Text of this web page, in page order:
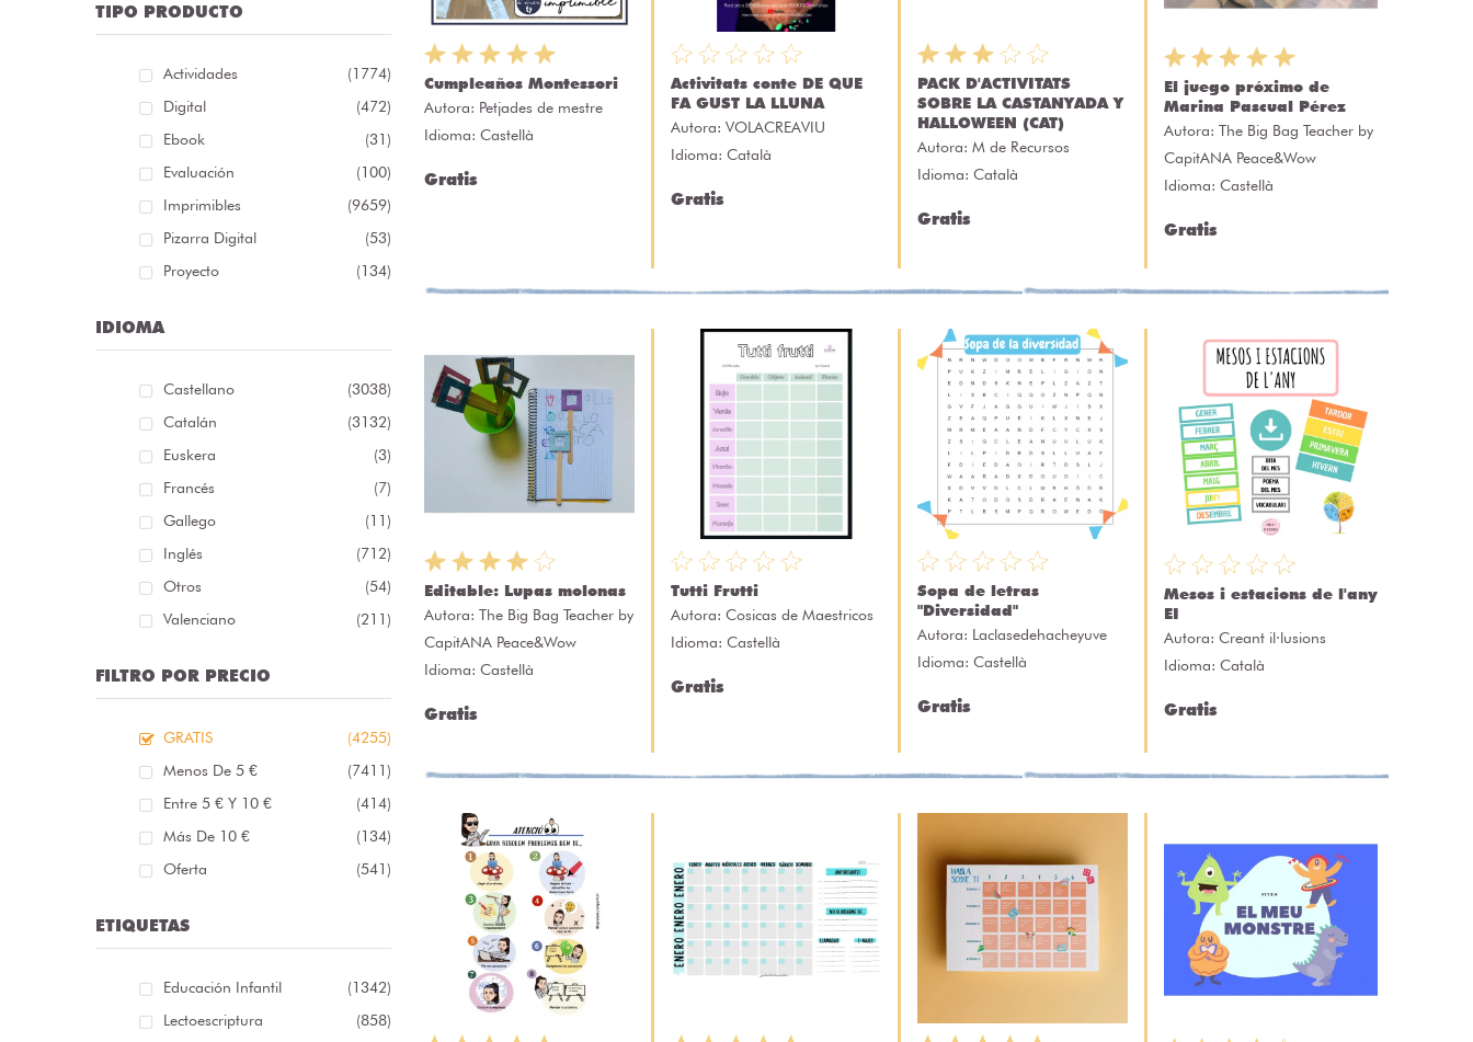
TIPO PRODUCTO
Actividades
(1774)
Digital
(472)
Ebook
(31)
Evaluación
(100)
Imprimibles
(9659)
Pizarra Digital
(53)
Proyecto
(134)
IDIOMA
Castellano
(3038)
Catalán
(3132)
Euskera
(3)
Francés
(7)
Gallego
(11)
Inglés
(712)
Otros
(54)
Valenciano
(211)
FILTRO POR PRECIO
GRATIS
(4255)
Menos De 5 €
(7411)
Entre 5 € Y 10 €
(414)
Más De 10 €
(134)
Oferta
(541)
ETIQUETAS
Educación Infantil
(1342)
Lectoescriptura
(858)
Cumpleaños Montessori
Autora: Petjades de mestre
Idioma: Castellà
Gratis
Activitats conte DE QUE
FA GUST LA LLUNA
Autora: VOLACREAVIU
Idioma: Català
Gratis
PACK D'ACTIVITATS
SOBRE LA CASTANYADA Y
HALLOWEEN (CAT)
Autora: M de Recursos
Idioma: Català
Gratis
El juego próximo de
Marina Pascual Pérez
Autora: The Big Bag Teacher by
CapitANA Peace&Wow
Idioma: Castellà
Gratis
Editable: Lupas molonas
Autora: The Big Bag Teacher by
CapitANA Peace&Wow
Idioma: Castellà
Gratis
Tutti Frutti
Autora: Cosicas de Maestricos
Idioma: Castellà
Gratis
Sopa de letras
"Diversidad"
Autora: Laclasedehacheyuve
Idioma: Castellà
Gratis
Mesos i estacions de l'any
EI
Autora: Creant il·lusions
Idioma: Català
Gratis